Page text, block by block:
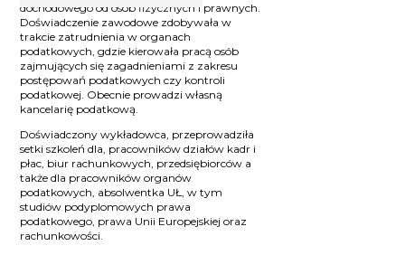
dochodowego od osób fizycznych i prawnych.
Doświadczenie zawodowe zdobywała w
trakcie zatrudnienia w organach
podatkowych, gdzie kierowała pracą osób
zajmujących się zagadnieniami z zakresu
postępowań podatkowych czy kontroli
podatkowej. Obecnie prowadzi własną
kancelarię podatkową.
Doświadczony wykładowca, przeprowadziła
setki szkoleń dla, pracowników działów kadr i
płac, biur rachunkowych, przedsiębiorców a
także dla pracowników organów
podatkowych, absolwentka UŁ, w tym
studiów podyplomowych prawa
podatkowego, prawa Unii Europejskiej oraz
rachunkowości.